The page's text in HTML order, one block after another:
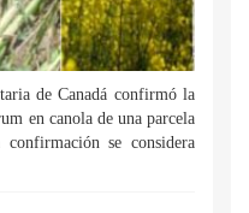
de Canadá confirmó la
en canola de una parcela
se considera